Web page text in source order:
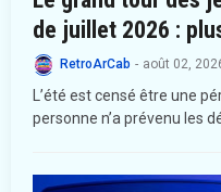
de juillet 2026 :
RetroArCab - août 02,
L’été est censé être une
personne n’a prévenu les